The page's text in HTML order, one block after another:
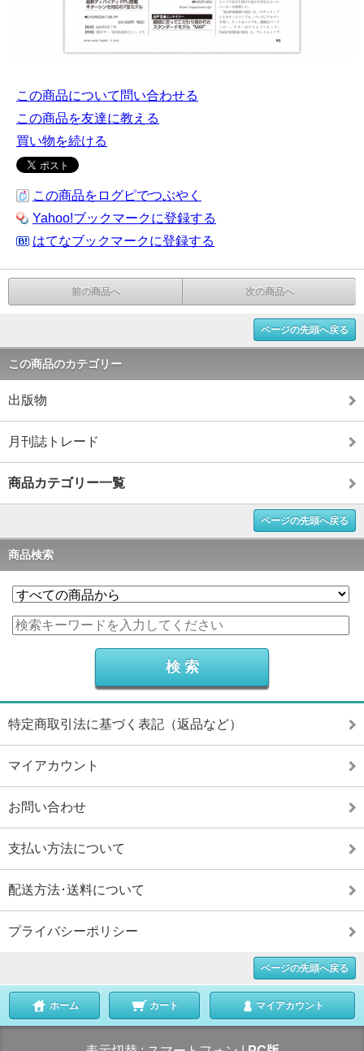
この商品について問い合わせる
この商品を友達に教える
買い物を続ける
この商品をログピでつぶやく
Yahoo!ブックマークに登録する
はてなブックマークに登録する
前の商品へ 次の商品へ
ページの先頭へ戻る
この商品のカテゴリー
出版物
月刊誌トレード
商品カテゴリー一覧
ページの先頭へ戻る
商品検索
特定商取引法に基づく表記（返品など）
マイアカウント
お問い合わせ
支払い方法について
配送方法･送料について
プライバシーポリシー
ページの先頭へ戻る
ホーム カート マイアカウント